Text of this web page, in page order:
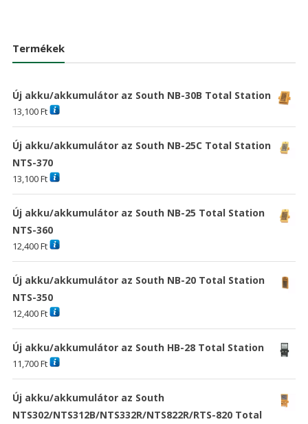
Termékek
Új akku/akkumulátor az South NB-30B Total Station
13,100Ft
Új akku/akkumulátor az South NB-25C Total Station
NTS-370
13,100Ft
Új akku/akkumulátor az South NB-25 Total Station
NTS-360
12,400Ft
Új akku/akkumulátor az South NB-20 Total Station
NTS-350
12,400Ft
Új akku/akkumulátor az South HB-28 Total Station
11,700Ft
Új akku/akkumulátor az South
NTS302/NTS312B/NTS332R/NTS822R/RTS-820 Total